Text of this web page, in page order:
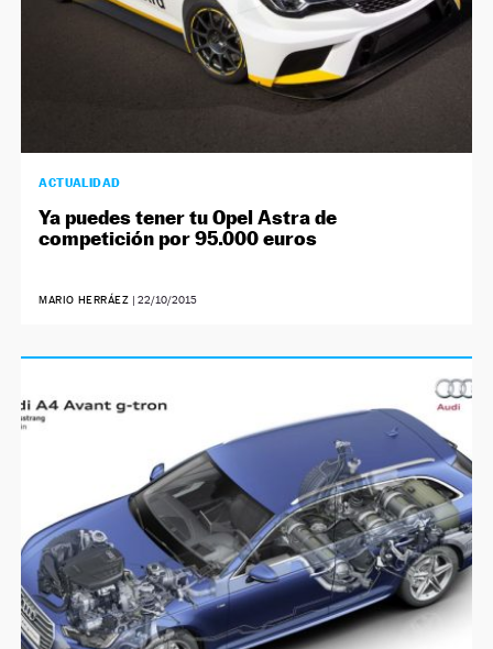
ACTUALIDAD
Ya puedes tener tu Opel Astra de
competición por 95.000 euros
MARIO HERRÁEZ | 22/10/2015